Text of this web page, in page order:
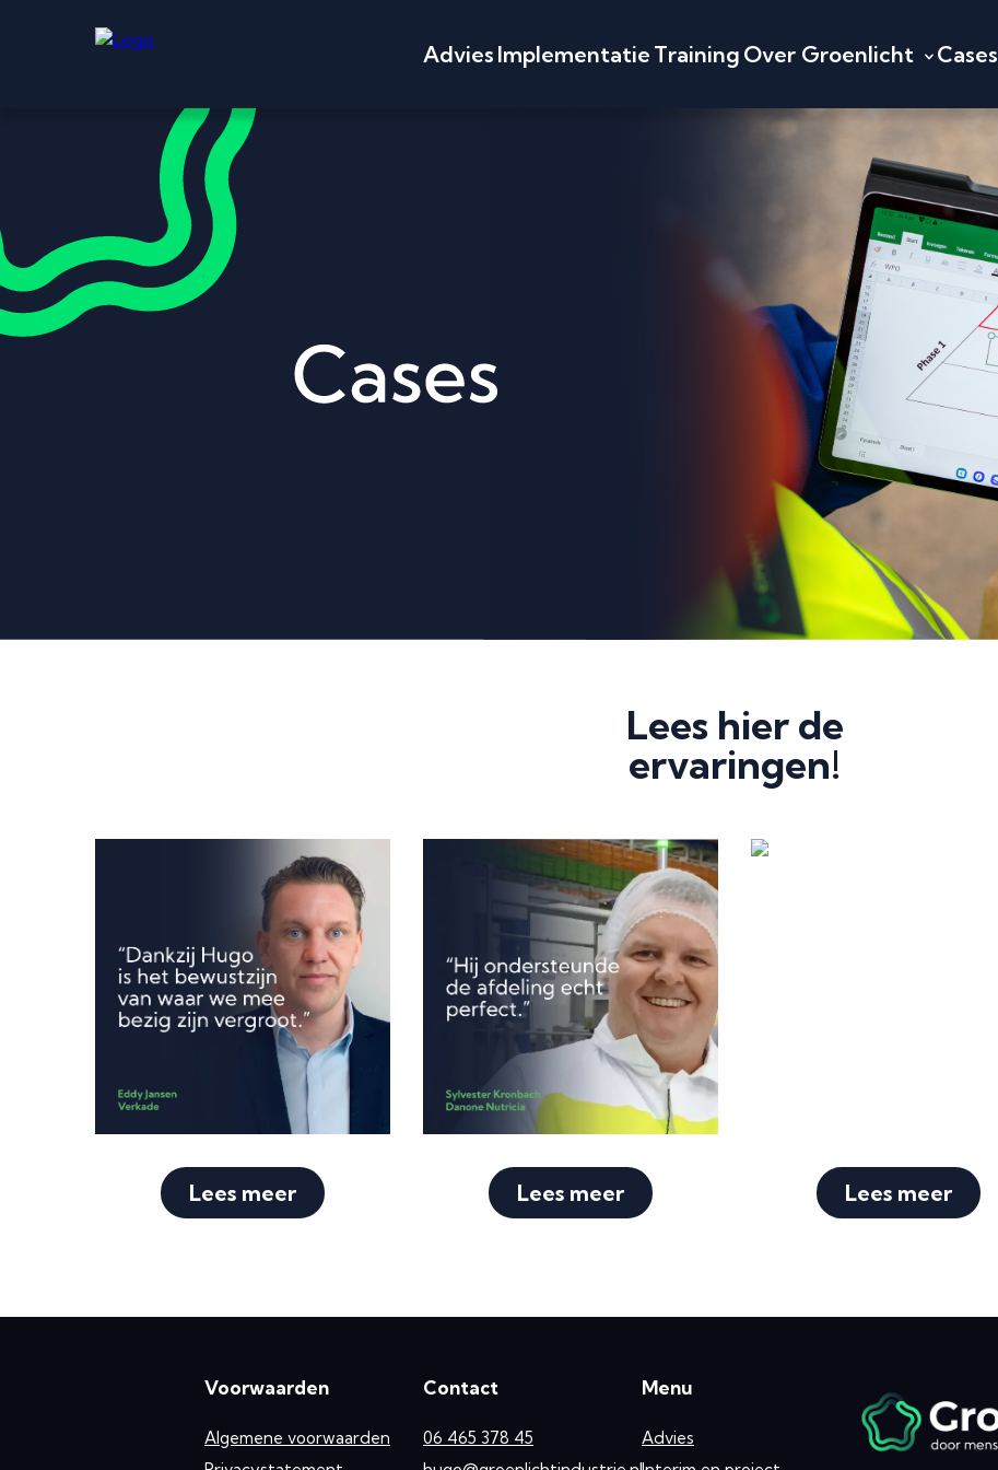
Advies Implementatie Training Over Groenlicht
Wie zijn wij
Cases
Lees hier de
ervaringen!
Lees meer Lees meer
Lees meer
Voorwaarden
Algemene voorwaarden
Contact
06 465 378 45
Menu
Advies